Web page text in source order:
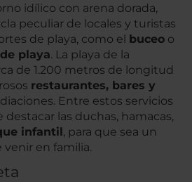
idílico con arena dorada,
peculiar de locales y turistas
de playa, como el buceo o
playa. La playa de la
de 1.200 metros de longitud
restaurantes, bares y
Entre estos servicios
destacar las duchas, hamacas,
infantil, para que sea un
en familia.